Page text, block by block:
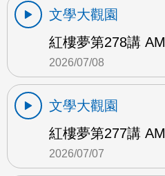
文學大觀園
紅樓夢第278講 AM
2026/07/08
文學大觀園
紅樓夢第277講 AM
2026/07/07